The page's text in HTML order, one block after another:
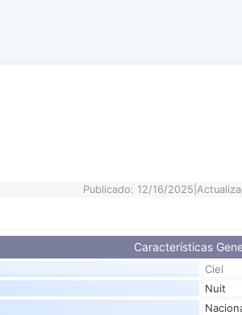
Publicado: 12/16/2025
Características
Ciel
Nuit